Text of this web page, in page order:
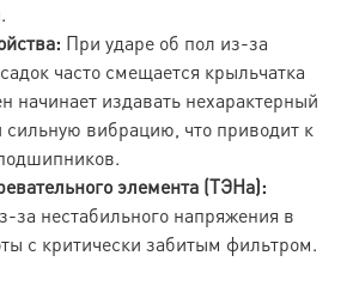
При ударе об пол из-за
часто смещается крыльчатка
начинает издавать нехарактерный
сильную вибрацию, что приводит к
элемента (ТЭНа):
за нестабильного напряжения в
с критически забитым фильтром.